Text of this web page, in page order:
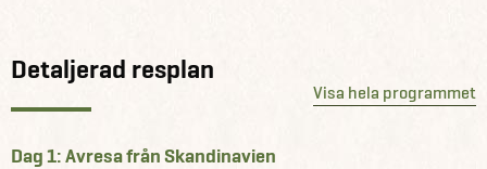
Detaljerad resplan
Visa hela programmet
Dag 1: Avresa från Skandinavien